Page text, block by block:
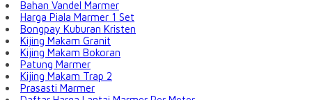
Bahan Vandel Marmer
Harga Piala Marmer 1 Set
Bongpay Kuburan Kristen
Kijing Makam Granit
Kijing Makam Bokoran
Patung Marmer
Kijing Makam Trap 2
Prasasti Marmer